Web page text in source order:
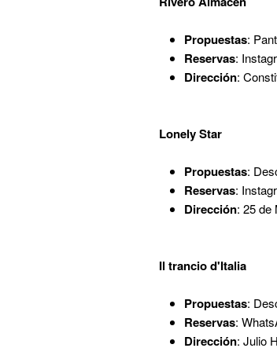
Propuestas:
Reservas:
Dirección:
Lonely Star
Propuestas:
Reservas:
Dirección: 25 de
Il trancio d'Italia
Propuestas:
Reservas:
Dirección: Julio